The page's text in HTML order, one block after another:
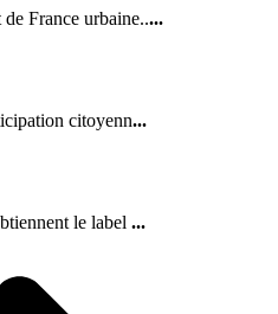
France urbaine.....
citoyenn...
le label ...